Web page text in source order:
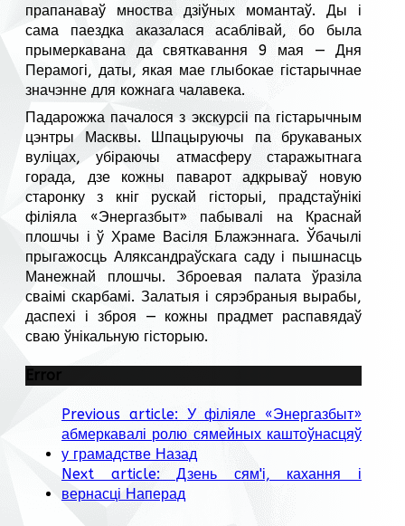
прапанаваў мноства дзіўных момантаў. Ды і
сама паездка аказалася асаблівай, бо была
прымеркавана да святкавання 9 мая — Дня
Перамогі, даты, якая мае глыбокае гістарычнае
значэнне для кожнага чалавека.
Падарожжа пачалося з экскурсіі па гістарычным
цэнтры Масквы. Шпацыруючы па брукаваных
вуліцах, убіраючы атмасферу старажытнага
горада, дзе кожны паварот адкрываў новую
старонку з кніг рускай гісторыі, прадстаўнікі
філіяла «Энергазбыт» пабывалі на Краснай
плошчы і ў Храме Васіля Блажэннага. Ўбачылі
прыгажосць Аляксандраўскага саду і пышнасць
Манежнай плошчы. Зброевая палата ўразіла
сваімі скарбамі. Залатыя і сярэбраныя вырабы,
даспехі і зброя — кожны прадмет распавядаў
сваю ўнікальную гісторыю.
Error
Previous article: У філіяле «Энергазбыт»
абмеркавалі ролю сямейных каштоўнасцяў
у грамадстве Назад
Next article: Дзень сям'і, кахання і
вернасці Наперад